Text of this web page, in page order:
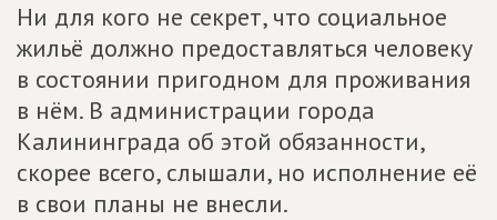
Ни для кого не секрет, что социальное
жильё должно предоставляться человеку
в состоянии пригодном для проживания
в нём. В администрации города
Калининграда об этой обязанности,
скорее всего, слышали, но исполнение её
в свои планы не внесли.